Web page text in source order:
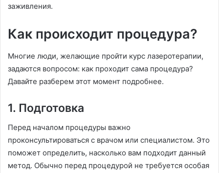
заживления.
Как происходит процедура?
Многие люди, желающие пройти курс лазеротерапии,
задаются вопросом: как проходит сама процедура?
Давайте разберем этот момент подробнее.
1. Подготовка
Перед началом процедуры важно
проконсультироваться с врачом или специалистом. Это
поможет определить, насколько вам подходит данный
метод. Обычно перед процедурой не требуется особая